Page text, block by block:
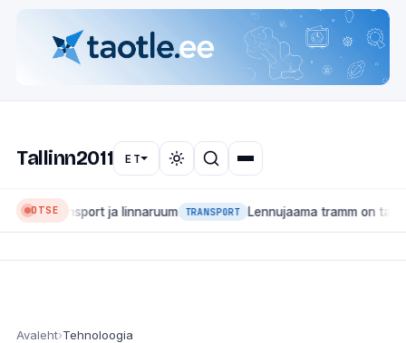
Tallinn2011 ET
OTSE
transport ja linnaruum TRANSPORT Lennujaama tramm on tagasi:
Avaleht›Tehnoloogia